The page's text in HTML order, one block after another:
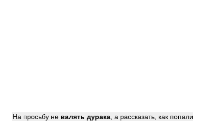
На просьбу не валять дурака , а рассказать, как попали